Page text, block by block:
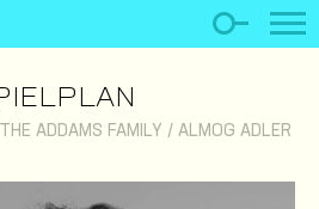
THE ADDAMS FAMILY / ALMOG ADLER